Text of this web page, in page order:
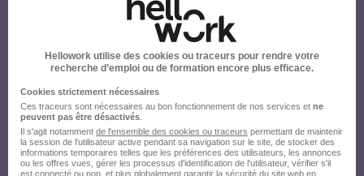
Hellowork utilise des cookies ou traceurs pour rendre votre
recherche d’emploi ou de formation encore plus efficace.
Cookies strictement nécessaires
Ces traceurs sont nécessaires au bon fonctionnement de nos services et ne
peuvent pas être désactivés
Il s'agit notamment de l'ensemble des cookies ou traceurs permettant de maintenir
la session de l'utilisateur active pendant sa navigation sur le site, de stocker des
informations temporaires telles que les préférences des utilisateurs, les annonces
ou les offres vues, gérer les processus d'identification de l'utilisateur, vérifier s'il
est connecté ou non, et plus globalement garantir la sécurité du site web en